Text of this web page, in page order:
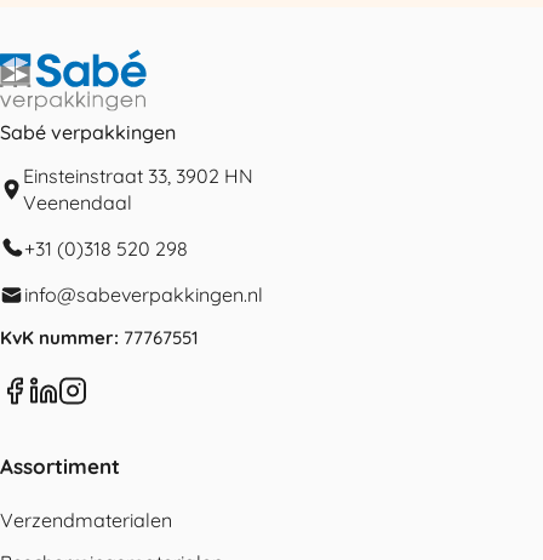
Sabé verpakkingen
Einsteinstraat 33, 3902 HN
Veenendaal
+31 (0)318 520 298
info@sabeverpakkingen.nl
KvK nummer: 77767551
Assortiment
Verzendmaterialen